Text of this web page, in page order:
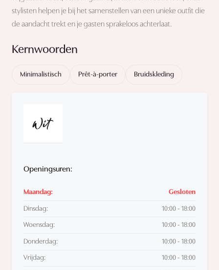
stylisten helpen je bij het samenstellen van een unieke outfit die
de aandacht trekt en je gasten sprakeloos achterlaat.
Kernwoorden
Minimalistisch Prêt-à-porter Bruidskleding
Openingsuren:
Maandag: Gesloten
Dinsdag: 10:00 - 18:00
Woensdag: 10:00 - 18:00
Donderdag: 10:00 - 18:00
Vrijdag: 10:00 - 18:00